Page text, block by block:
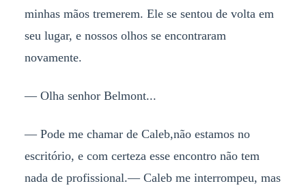
minhas mãos tremerem. Ele se sentou de volta em
seu lugar, e nossos olhos se encontraram
novamente.
— Olha senhor Belmont...
— Pode me chamar de Caleb,não estamos no
escritório, e com certeza esse encontro não tem
nada de profissional.— Caleb me interrompeu, mas